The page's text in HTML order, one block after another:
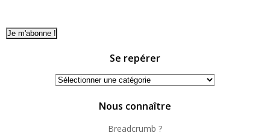
Se repérer
Se
Nous connaître
Breadcrumb ?